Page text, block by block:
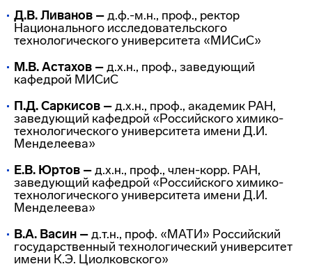
Д.В.Ливанов –д.ф.-м.н., проф., ректор
Национального исследовательского
технологического университета «МИСиС»
М.В.Астахов –д.х.н., проф., заведующий
кафедрой МИСиС
П.Д.Саркисов –д.х.н., проф., академик РАН,
заведующий кафедрой «Российскогохимико-
технологическогоуниверситета имени Д.И.
Менделеева»
Е.В. Юртов –д.х.н., проф., член-корр. РАН,
заведующий кафедрой «Российскогохимико-
технологическогоуниверситета имени Д.И.
Менделеева»
В.А. Васин –д.т.н., проф. «МАТИ» Российский
государственный технологический университет
имени К.Э. Циолковского»